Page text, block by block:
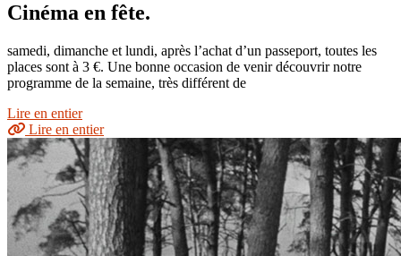
Cinéma en fête.
samedi, dimanche et lundi, après l’achat d’un passeport, toutes les
places sont à 3 €. Une bonne occasion de venir découvrir notre
programme de la semaine, très différent de
Lire en entier
Lire en entier